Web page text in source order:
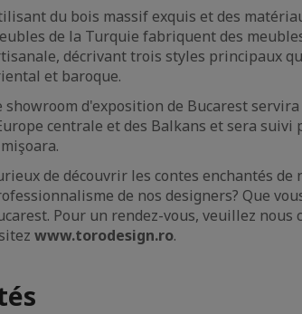
du bois massif exquis et des
de la Turquie fabriquent des
décrivant trois styles principaux
et baroque.
showroom d'exposition de Bucarest
centrale et des Balkans et sera
de découvrir les contes enchantés
de nos designers? Que
Pour un rendez-vous, veuillez nous
www.torodesign.ro.